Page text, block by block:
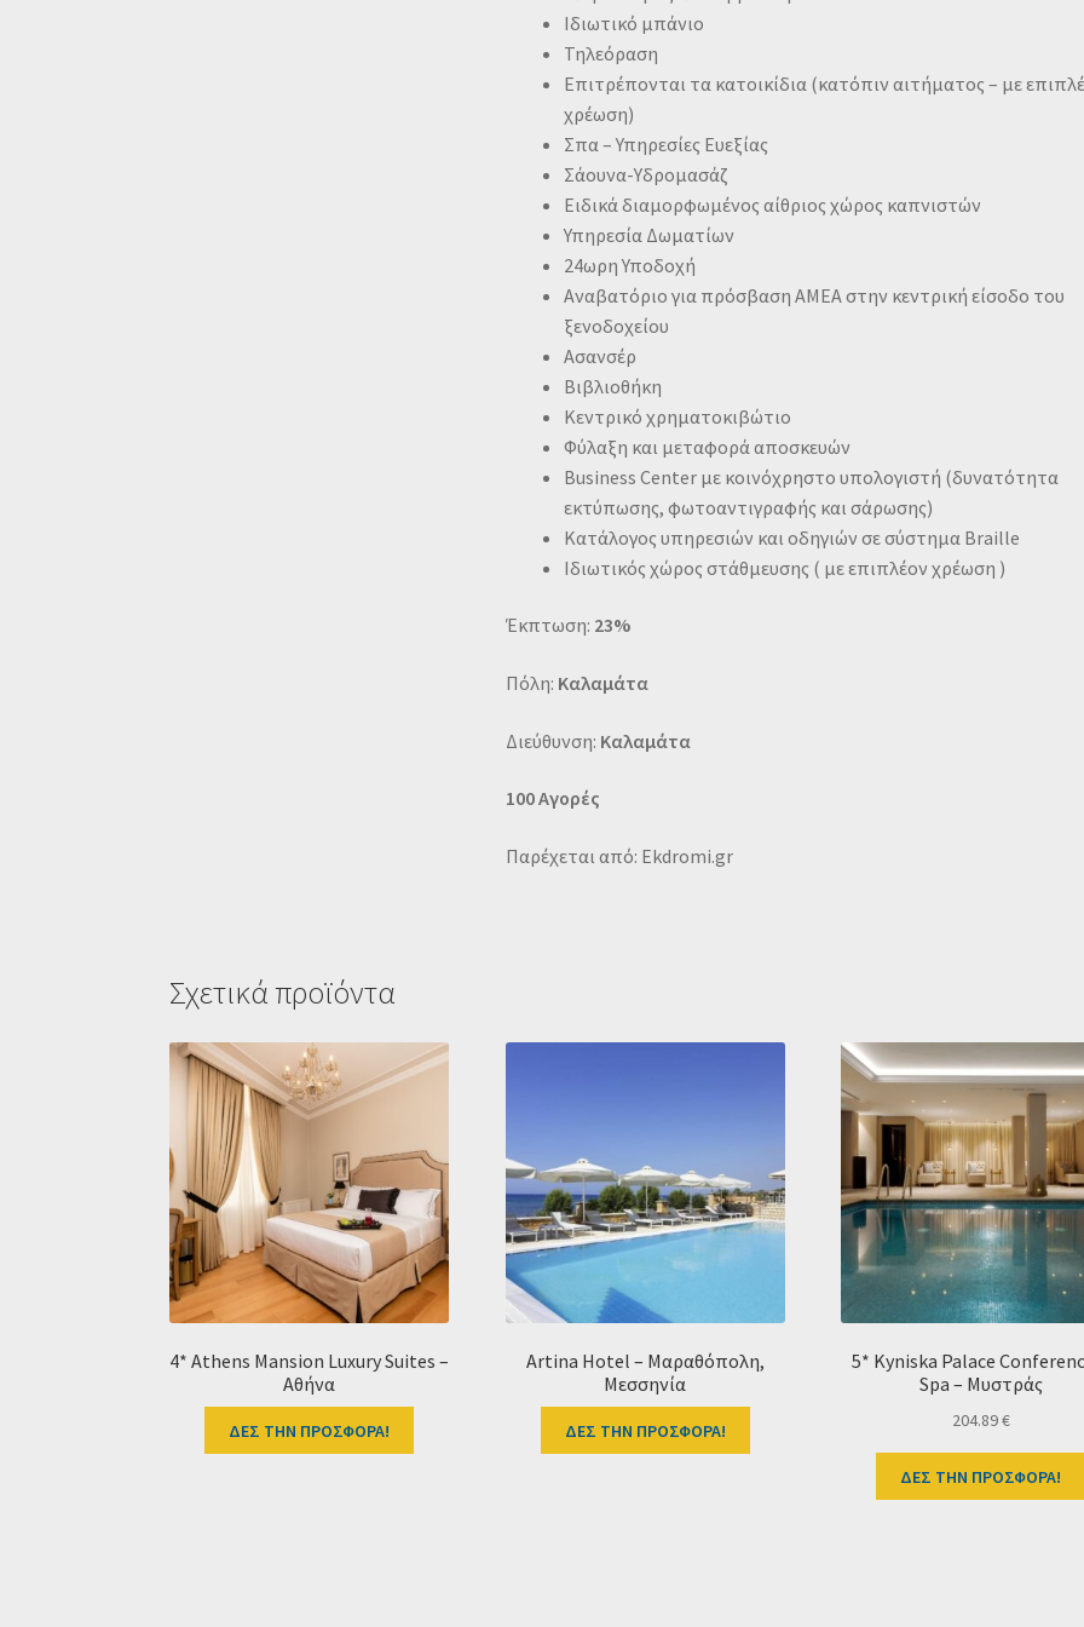
Ιδιωτικό μπάνιο
Τηλεόραση
Επιτρέπονται τα κατοικίδια (κατόπιν αιτήματος – με
χρέωση)
Σπα – Υπηρεσίες Ευεξίας
Σάουνα-Υδρομασάζ
Ειδικά διαμορφωμένος αίθριος χώρος καπνιστών
Υπηρεσία Δωματίων
24ωρη Υποδοχή
Αναβατόριο για πρόσβαση ΑΜΕΑ στην κεντρική είσοδο του
ξενοδοχείου
Ασανσέρ
Βιβλιοθήκη
Κεντρικό χρηματοκιβώτιο
Φύλαξη και μεταφορά αποσκευών
Business Center με κοινόχρηστο υπολογιστή (δυνατότητα
εκτύπωσης, φωτοαντιγραφής και σάρωσης)
Κατάλογος υπηρεσιών και οδηγιών σε σύστημα Braille
Ιδιωτικός χώρος στάθμευσης ( με επιπλέον χρέωση )
Έκπτωση: 23%
Πόλη: Καλαμάτα
Διεύθυνση: Καλαμάτα
100 Αγορές
Παρέχεται από: Ekdromi.gr
Σχετικά προϊόντα
4* Athens Mansion Luxury Suites –
Αθήνα
ΔΕΣ ΤΗΝ ΠΡΟΣΦΟΡΑ!
Artina Hotel – Μαραθόπολη,
Μεσσηνία
ΔΕΣ ΤΗΝ ΠΡΟΣΦΟΡΑ!
5* Kyniska Palace
Spa – Μυστράς
204.89€
ΔΕΣ ΤΗΝ ΠΡΟΣΦΟΡΑ!